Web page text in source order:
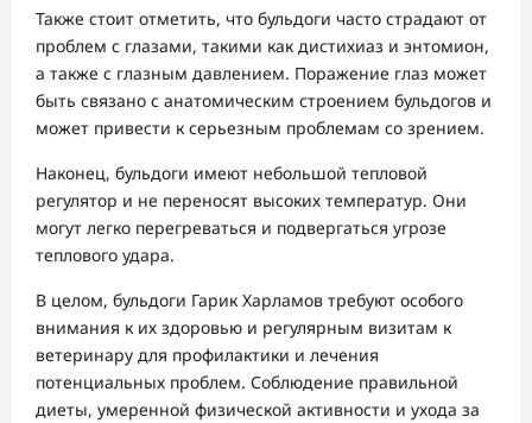
Также стоит отметить, что бульдоги часто страдают от
проблем с глазами, такими как дистихиаз и энтомион,
а также с глазным давлением. Поражение глаз может
быть связано с анатомическим строением бульдогов и
может привести к серьезным проблемам со зрением.
Наконец, бульдоги имеют небольшой тепловой
регулятор и не переносят высоких температур. Они
могут легко перегреваться и подвергаться угрозе
теплового удара.
В целом, бульдоги Гарик Харламов требуют особого
внимания к их здоровью и регулярным визитам к
ветеринару для профилактики и лечения
потенциальных проблем. Соблюдение правильной
диеты, умеренной физической активности и ухода за